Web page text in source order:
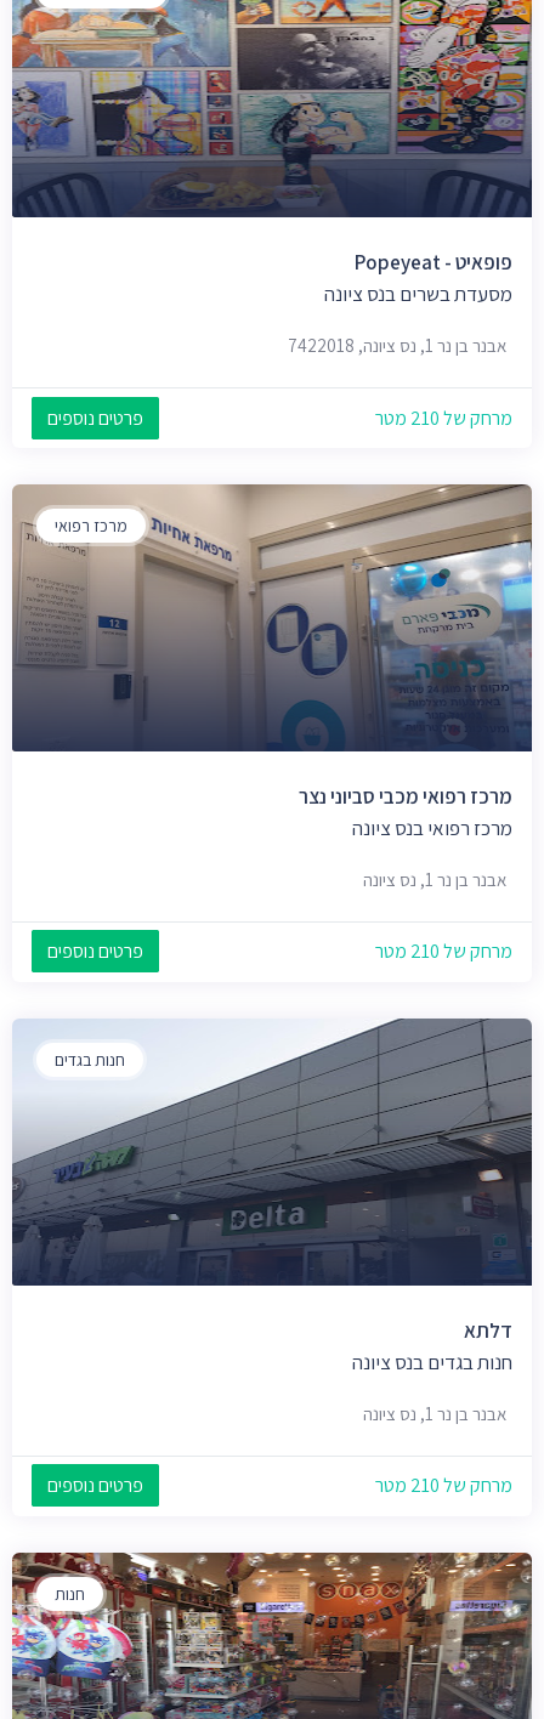
פופאיט - Popeyeat
מסעדת בשרים בנס ציונה
אבנר בן נר 1, נס ציונה, 7422018
מרחק של 210 מטר פרטים נוספים
מרכז רפואי
מרכז רפואי מכבי סביוני נצר
מרכז רפואי בנס ציונה
אבנר בן נר 1, נס ציונה
מרחק של 210 מטר פרטים נוספים
חנות בגדים
דלתא
חנות בגדים בנס ציונה
אבנר בן נר 1, נס ציונה
מרחק של 210 מטר פרטים נוספים
חנות